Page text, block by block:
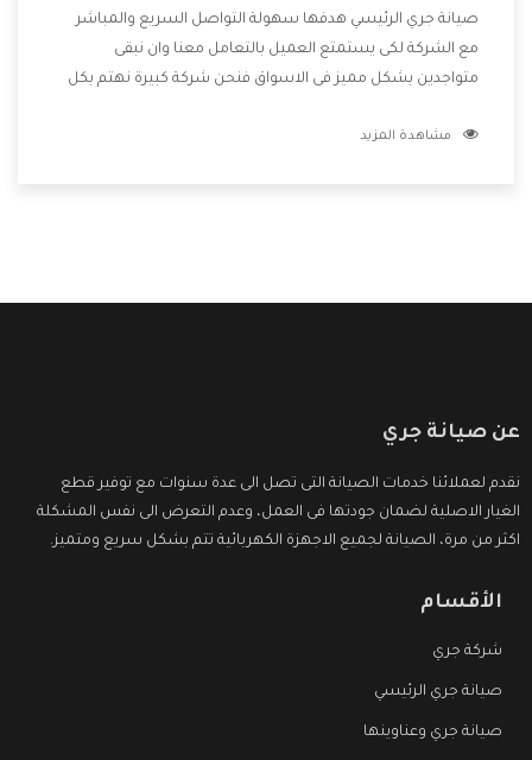
صيانة جري الرئيسي هدفها سهولة التواصل السريع والمباشر
مع الشركة لكى يستمتع العميل بالتعامل معنا وان نبقى
متواجدين بشكل مميز فى الاسواق فنحن شركة كبيرة نهتم بكل
الشركة بها والتى تكون منها خدمة الصيانة التى تكون من أهم
مشاهدة المزيد
عن صيانة جري
نقدم لعملائنا خدمات الصيانة التى تصل الى عدة سنوات مع توفير قطع
الغيار الاصلية لضمان جودتها فى العمل، وعدم التعرض الى نفس المشكلة
اكثر من مرة، الصيانة لجميع الاجهزة الكهربائية تتم بشكل سريع ومتميز.
الأقسام
شركة جري
صيانة جري الرئيسي
صيانة جري وعناوينها